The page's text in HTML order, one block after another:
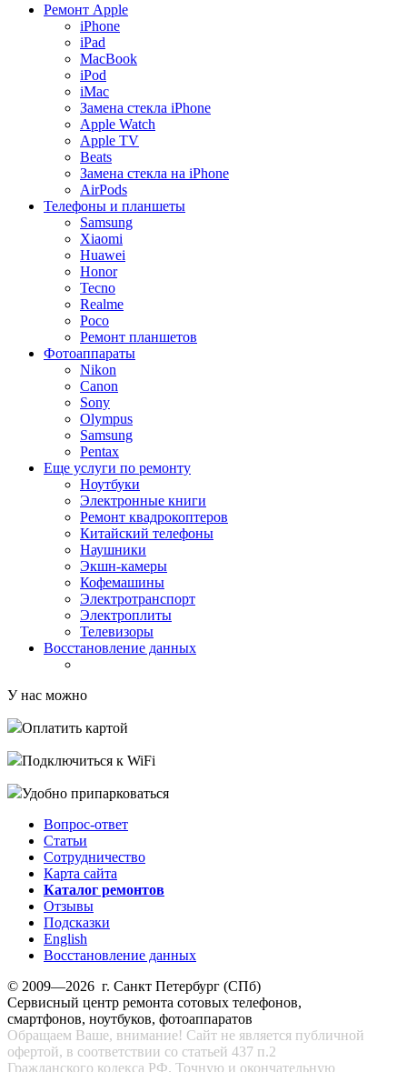
Ремонт Apple
iPhone
iPad
MacBook
iPod
iMac
Замена стекла iPhone
Apple Watch
Apple TV
Beats
Замена стекла на iPhone
AirPods
Телефоны и планшеты
Samsung
Xiaomi
Huawei
Honor
Tecno
Realme
Poco
Ремонт планшетов
Фотоаппараты
Nikon
Canon
Sony
Olympus
Samsung
Pentax
Еще услуги по ремонту
Ноутбуки
Электронные книги
Ремонт квадрокоптеров
Китайский телефоны
Наушники
Экшн-камеры
Кофемашины
Электротранспорт
Электроплиты
Телевизоры
Восстановление данных
У нас можно
Оплатить картой
Подключиться к WiFi
Удобно припарковаться
Вопрос-ответ
Статьи
Сотрудничество
Карта сайта
Каталог ремонтов
Отзывы
Подсказки
English
Восстановление данных
© 2009—2026 г. Санкт Петербург (СПб)
Сервисный центр ремонта сотовых телефонов,
смартфонов, ноутбуков, фотоаппаратов
Обращаем Ваше, внимание! Сайт не является публичной
офертой, в соответствии со статьей 437 п.2
Гражданского кодекса РФ. Точную и окончательную